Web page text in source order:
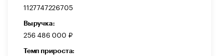
1127747226705
Выручка:
256 486 000 ₽
Темп прироста: